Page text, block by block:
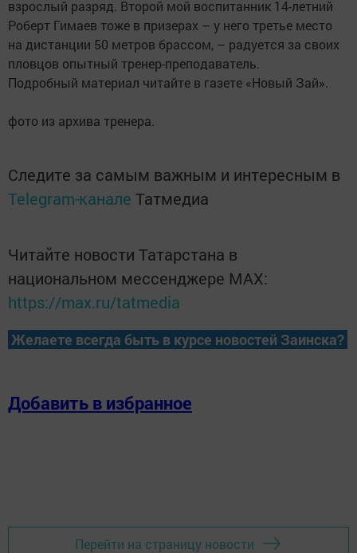
взрослый разряд. Второй мой воспитанник 14-летний
Роберт Гимаев тоже в призерах – у него третье место
на дистанции 50 метров брассом, – радуется за своих
пловцов опытный тренер-преподаватель.
Подробный материал читайте в газете «Новый Зай».
фото из архива тренера.
Следите за самым важным и интересным в
Telegram-канале Татмедиа
Читайте новости Татарстана в
национальном мессенджере MАХ:
https://max.ru/tatmedia
Желаете всегда быть в курсе новостей Заинска?
Добавить в избранное
Перейти на страницу новости